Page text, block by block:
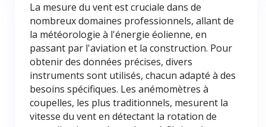
La mesure du vent est cruciale dans de
nombreux domaines professionnels, allant de
la météorologie à l'énergie éolienne, en
passant par l'aviation et la construction. Pour
obtenir des données précises, divers
instruments sont utilisés, chacun adapté à des
besoins spécifiques. Les anémomètres à
coupelles, les plus traditionnels, mesurent la
vitesse du vent en détectant la rotation de